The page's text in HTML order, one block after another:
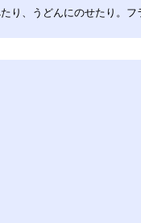
、うどんにのせたり。